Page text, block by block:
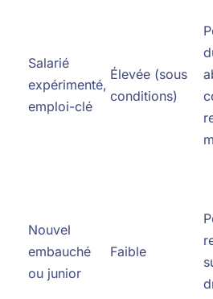
Salarié
expérimenté,
emploi-clé
Élevée (sous
conditions)
Nouvel
embauché
ou junior
Faible